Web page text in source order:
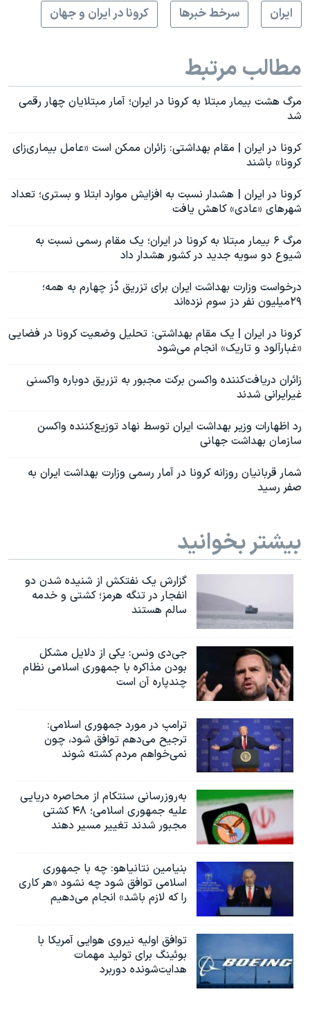
ايران
سرخط خبرها کرونا در ایران و جهان
مطالب مرتبط
مرگ هشت بیمار مبتلا به کرونا در ایران؛ آمار مبتلایان چهار رقمی
شد
کرونا در ایران | مقام بهداشتی: زائران ممکن است «عامل بیماری‌زای
کرونا» باشند
کرونا در ایران | هشدار نسبت به افزایش موارد ابتلا و بستری؛ تعداد
شهرهای «عادی» کاهش یافت
مرگ ۶ بیمار مبتلا به کرونا در ایران؛ یک مقام رسمی نسبت به
شیوع دو سویه جدید در کشور هشدار داد
درخواست وزارت بهداشت ایران برای تزریق دُز چهارم به همه؛
۲۹میلیون نفر دز سوم نزده‌اند
کرونا در ایران | یک مقام بهداشتی: تحلیل‌ وضعیت کرونا در فضایی
«غبارآلود و تاریک» انجام می‌شود
زائران دریافت‌کننده واکسن برکت مجبور به تزریق دوباره واکسنی
غیرایرانی شدند
رد اظهارات وزیر بهداشت ایران توسط نهاد توزیع‌کننده واکسن
سازمان بهداشت جهانی
شمار قربانیان روزانه کرونا در آمار رسمی وزارت بهداشت ایران به
صفر رسید
بیشتر بخوانید
گزارش یک نفتکش از شنیده شدن دو
انفجار در تنگه هرمز؛ کشتی و خدمه
سالم هستند
جی‌دی ونس: یکی از دلایل مشکل
بودن مذاکره با جمهوری اسلامی نظام
چندپاره آن است
ترامپ در مورد جمهوری اسلامی:
ترجیح می‌دهم توافق شود، چون
نمی‌خواهم مردم کشته شوند
به‌روزرسانی سنتکام از محاصره دریایی
علیه جمهوری اسلامی؛ ۴۸ کشتی
مجبور شدند تغییر مسیر دهند
بنیامین نتانیاهو: چه با جمهوری
اسلامی توافق شود چه نشود «هر کاری
را که لازم باشد» انجام می‌دهیم
توافق اولیه نیروی هوایی آمریکا با
بوئينگ برای تولید مهمات
هدایت‌شونده دوربرد